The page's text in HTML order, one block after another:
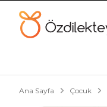
Ana Sayfa Çocuk